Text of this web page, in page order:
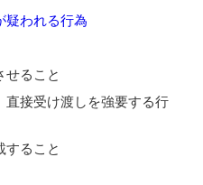
疑われる行為
せること
直接受け渡しを強要する行
すること